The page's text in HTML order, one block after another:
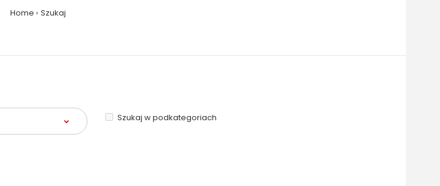
Home Szukaj
Szukaj w podkategoriach